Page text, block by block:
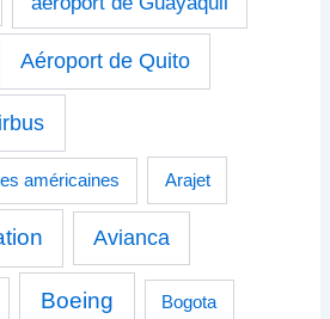
Aéroport de Quito
américaines Arajet
Avianca
Boeing Bogota